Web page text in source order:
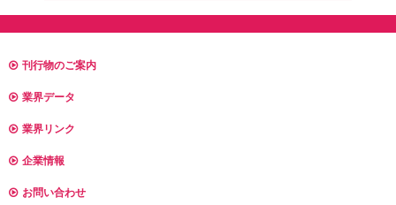
刊行物のご案内
業界データ
業界リンク
企業情報
お問い合わせ